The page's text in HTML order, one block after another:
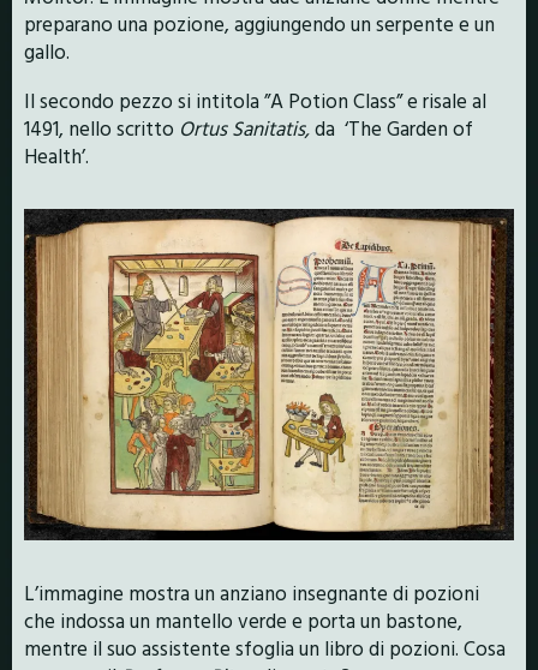
preparano una pozione, aggiungendo un serpente e un
gallo.
Il secondo pezzo si intitola ”A Potion Class” e risale al
1491, nello scritto Ortus Sanitatis,da ‘The Garden of
Health’.
L’immagine mostra un anziano insegnante di pozioni
che indossa un mantello verde e porta un bastone,
mentre il suo assistente sfoglia un libro di pozioni. Cosa